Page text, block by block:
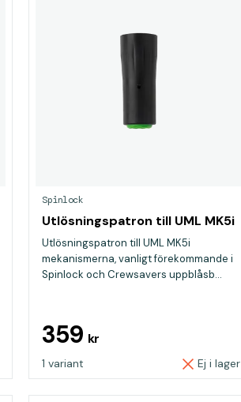
Spinlock
Utlösningspatron till UML MK5i
Utlösningspatron till UML MK5i
mekanismerna, vanligt förekommande i
Spinlock och Crewsavers uppblåsb...
359 kr
1 variant Ej i lager